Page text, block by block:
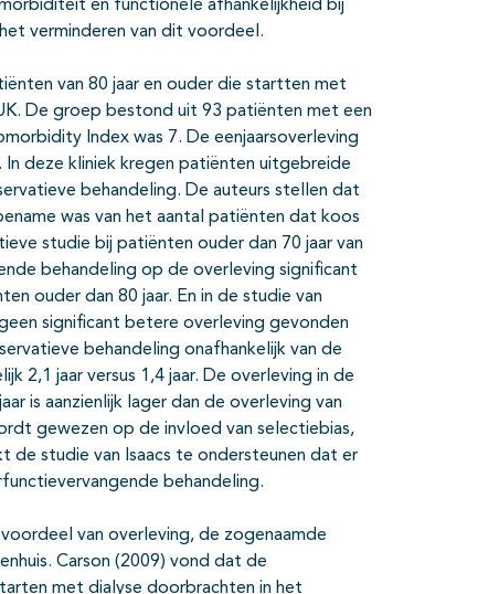
en functionele afhankelijkheid bij
verminderen van dit voordeel.
van 80 jaar en ouder die startten met
De groep bestond uit 93 patiënten met een
Index was 7. De eenjaarsoverleving
In deze kliniek kregen patiënten uitgebreide
behandeling. De auteurs stellen dat
was van het aantal patiënten dat koos
studie bij patiënten ouder dan 70 jaar van
behandeling op de overleving significant
ouder dan 80 jaar. En in de studie van
significant betere overleving gevonden
behandeling onafhankelijk van de
2,1 jaar versus 1,4 jaar. De overleving in de
is aanzienlijk lager dan de overleving van
gewezen op de invloed van selectiebias,
de studie van Isaacs te ondersteunen dat er
behandeling.
van overleving, de zogenaamde
Carson (2009) vond dat de
met dialyse doorbrachten in het